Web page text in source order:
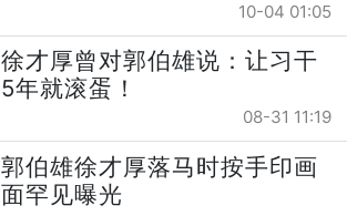
10-04 01:05
徐才厚曾对郭伯雄说：让习干
5年就滚蛋！
08-31 11:19
郭伯雄徐才厚落马时按手印画
面罕见曝光